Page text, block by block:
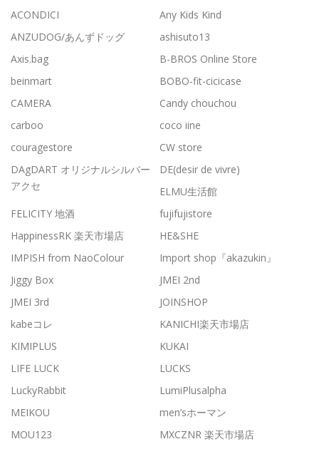
ACONDICI
Any Kids Kind
ANZUDOG/あんずドッグ
ashisuto13
Axis.bag
B-BROS Online Store
beinmart
BOBO-fit-cicicase
CAMERA
Candy chouchou
carboo
coco iine
couragestore
CW store
DAgDART オリジナルシルバー
アクセ
DE(desir de vivre)
ELMU生活館
FELICITY 地酒
fujifujistore
HappinessRK 楽天市場店
HE&SHE
IMPISH from NaoColour
Import shop『akazukin』
Jiggy Box
JMEI 2nd
JMEI 3rd
JOINSHOP
kabeコレ
KANICHI楽天市場店
KIMIPLUS
KUKAI
LIFE LUCK
LUCKS
LuckyRabbit
LumiPlusalpha
MEIKOU
men’sホーマン
MOU123
MXCZNR 楽天市場店